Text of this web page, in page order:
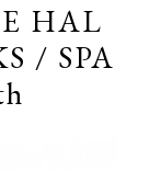
HAL
/ SPA